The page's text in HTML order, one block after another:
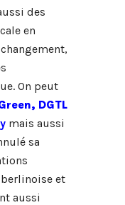
des
en
On peut
DGTL
mais aussi
sa
et
aussi